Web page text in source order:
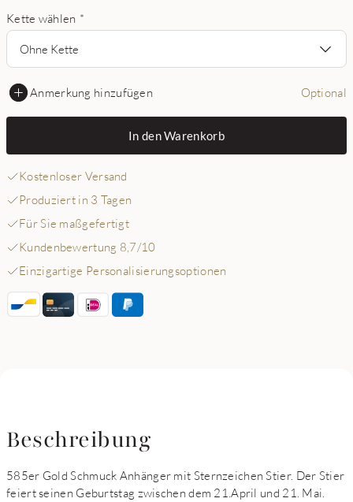
Kette wählen *
Ohne Kette
Anmerkung hinzufügen Optional
In den Warenkorb
Kostenloser Versand
Produziert in 3 Tagen
Für Sie maßgefertigt
Kundenbewertung 8,7/10
Einzigartige Personalisierungsoptionen
Beschreibung
585er Gold Schmuck Anhänger mit Sternzeichen Stier. Der Stier
feiert seinen Geburtstag zwischen dem 21.April und 21. Mai.